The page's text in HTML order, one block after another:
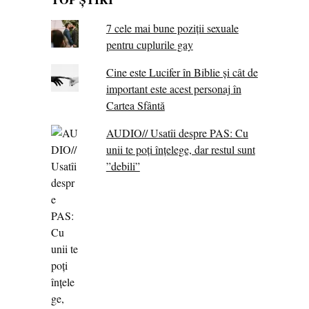
7 cele mai bune poziții sexuale
pentru cuplurile gay
Cine este Lucifer în Biblie și cât de
important este acest personaj în
Cartea Sfântă
AUDIO// Usatîi despre PAS: Cu
unii te poți înțelege, dar restul sunt
”debili”